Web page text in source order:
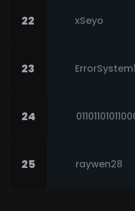
22 xSeyo
23
24
25 raywen28